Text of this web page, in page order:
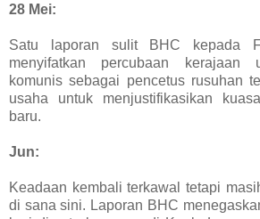
28 Mei:
Satu laporan sulit BHC kepada
menyifatkan percubaan kerajaan
komunis sebagai pencetus rusuhan
usaha untuk menjustifikasikan
baru.
Jun:
Keadaan kembali terkawal tetapi
di sana sini. Laporan BHC